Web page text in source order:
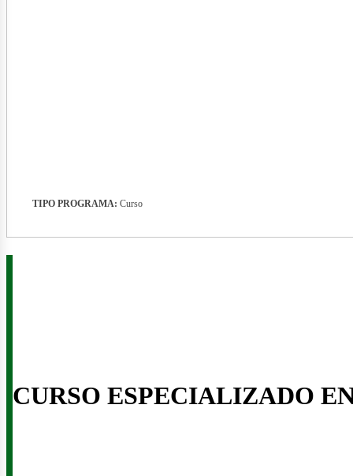
TIPO PROGRAMA: Curso
CURSO ESPECIALIZADO